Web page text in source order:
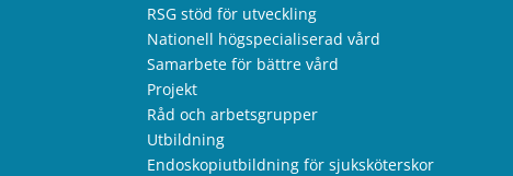
RSG stöd för utveckling
Nationell högspecialiserad vård
Samarbete för bättre vård
Projekt
Råd och arbetsgrupper
Utbildning
Endoskopiutbildning för sjuksköterskor